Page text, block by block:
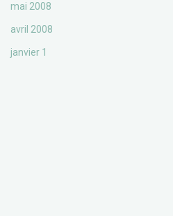
mai 2008
avril 2008
janvier 1